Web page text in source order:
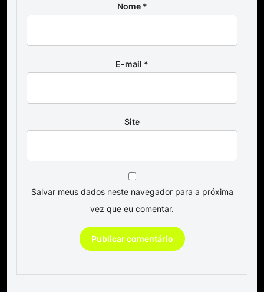
Nome *
E-mail *
Site
Salvar meus dados neste navegador para a próxima
vez que eu comentar.